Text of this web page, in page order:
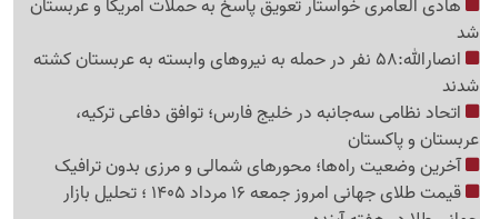
هادی العامری خواستار تعویق پاسخ به حملات آمریکا و عربستان
شد
انصارالله:58 نفر در حمله به نیروهای وابسته به عربستان کشته
شدند
اتحاد نظامی سه‌جانبه در خلیج فارس؛ توافق دفاعی ترکیه،
عربستان و پاکستان
آخرین وضعیت راه‌ها؛ محورهای شمالی و مرزی بدون ترافیک
قیمت طلای جهانی امروز جمعه 16 مرداد 1405 ؛ تحلیل بازار